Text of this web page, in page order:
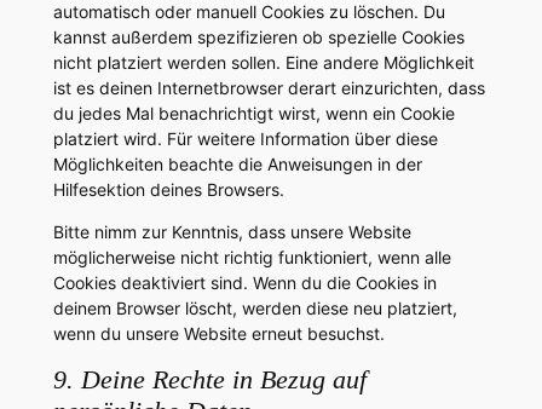
automatisch oder manuell Cookies zu löschen. Du
kannst außerdem spezifizieren ob spezielle Cookies
nicht platziert werden sollen. Eine andere Möglichkeit
ist es deinen Internetbrowser derart einzurichten, dass
du jedes Mal benachrichtigt wirst, wenn ein Cookie
platziert wird. Für weitere Information über diese
Möglichkeiten beachte die Anweisungen in der
Hilfesektion deines Browsers.
Bitte nimm zur Kenntnis, dass unsere Website
möglicherweise nicht richtig funktioniert, wenn alle
Cookies deaktiviert sind. Wenn du die Cookies in
deinem Browser löscht, werden diese neu platziert,
wenn du unsere Website erneut besuchst.
9. Deine Rechte in Bezug auf